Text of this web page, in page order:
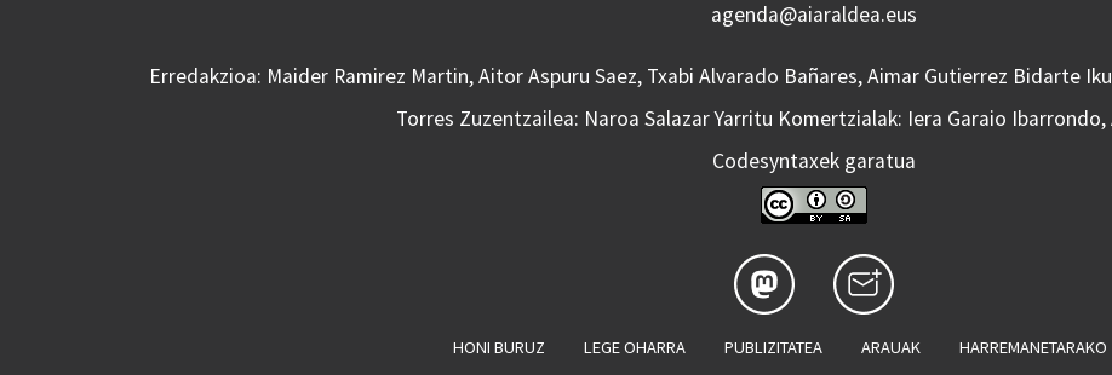
agenda@aiaraldea.eus
Erredakzioa: Maider Ramirez Martin, Aitor Aspuru Saez, Txabi Alvarado Bañares, Aimar Gutierrez Bidarte
Torres Zuzentzailea: Naroa Salazar Yarritu Komertzialak: Iera Garaio
Codesyntaxek garatua
HONI BURUZ LEGE OHARRA PUBLIZITATEA ARAUAK HARREMANETARAKO